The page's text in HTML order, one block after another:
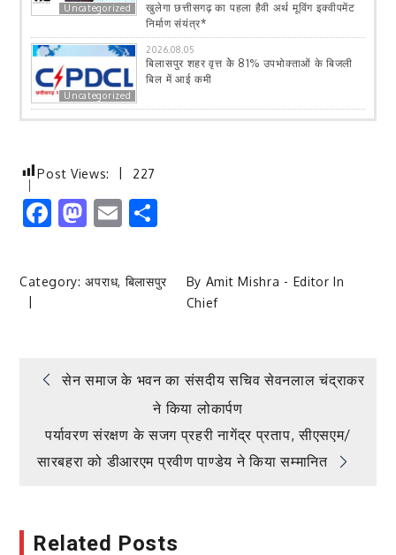
Uncategorized
खुलेगा छत्तीसगढ़ का पहला हैवी अर्थ मूविंग इक्वीपमेंट
निर्माण संयंत्र*
Uncategorized
2026.08.05
बिलासपुर शहर वृत्त केे 81% उपभोक्ताओं के बिजली
बिल में आई कमी
Post Views: 227
Facebook
Mastodon
Email
Category:अपराध, बिलासपुर By Amit Mishra - Editor In
Chief
Post
navigation
सेन समाज के भवन का संसदीय सचिव सेवनलाल चंद्राकर
ने किया लोकार्पण
पर्यावरण संरक्षण के सजग प्रहरी नागेंद्र प्रताप, सीएसएम/
सारबहरा को डीआरएम प्रवीण पाण्डेय ने किया सम्मानित
Related Posts